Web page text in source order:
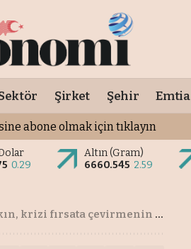
Şirket Şehir Emtia
abone olmak için tıklayın
0.29
Altın (Gram)
6660.545 2.59
fırsata çevirmenin yolunu arayın